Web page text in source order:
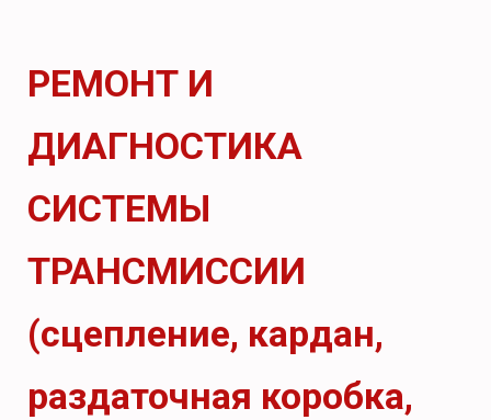
РЕМОНТ И
ДИАГНОСТИКА
СИСТЕМЫ
ТРАНСМИССИИ
(сцепление, кардан,
раздаточная коробка,